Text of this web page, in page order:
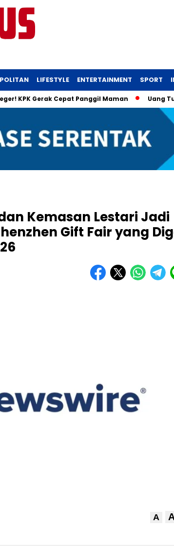
LIFESTYLE ENTERTAINMENT SPORT
Gerak Cepat Panggil Maman Uang Tunai
Kemasan Lestari Jadi
Gift Fair yang
A